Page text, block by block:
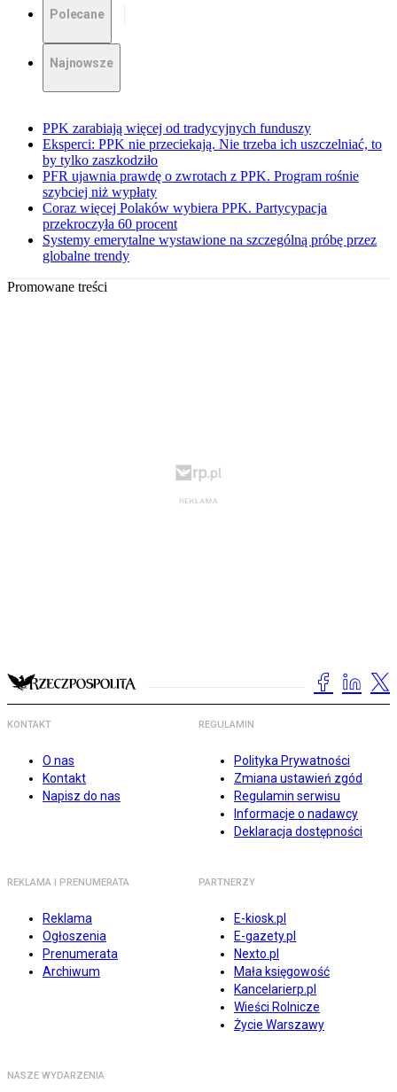
Polecane
Najnowsze
PPK zarabiają więcej od tradycyjnych funduszy
Eksperci: PPK nie przeciekają. Nie trzeba ich uszczelniać, to
by tylko zaszkodziło
PFR ujawnia prawdę o zwrotach z PPK. Program rośnie
szybciej niż wypłaty
Coraz więcej Polaków wybiera PPK. Partycypacja
przekroczyła 60 procent
Systemy emerytalne wystawione na szczególną próbę przez
globalne trendy
Promowane treści
KONTAKT
O nas
Kontakt
Napisz do nas
REGULAMIN
Polityka Prywatności
Zmiana ustawień zgód
Regulamin serwisu
Informacje o nadawcy
Deklaracja dostępności
REKLAMA I PRENUMERATA
Reklama
Ogłoszenia
Prenumerata
Archiwum
PARTNERZY
E-kiosk.pl
E-gazety.pl
Nexto.pl
Mała księgowość
Kancelarierp.pl
Wieści Rolnicze
Życie Warszawy
NASZE WYDARZENIA